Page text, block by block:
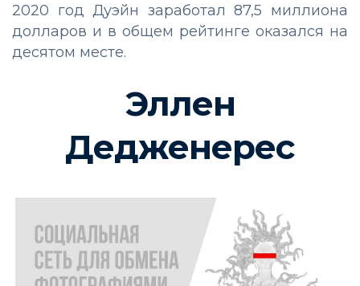
2020 год Дуэйн заработал 87,5 миллиона
долларов и в общем рейтинге оказался на
десятом месте.
Эллен
Дедженерес